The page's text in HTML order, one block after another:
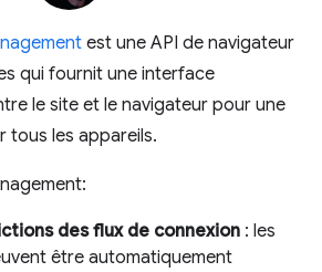
est une API de navigateur
qui fournit une interface
le site et le navigateur pour une
tous les appareils.
des flux de connexion : les
être automatiquement